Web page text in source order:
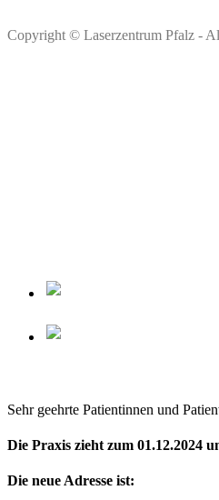
Copyright © Laserzentrum Pfalz -
Sehr geehrte Patientinnen und
Die Praxis zieht zum 01.12.2024
Die neue Adresse ist: